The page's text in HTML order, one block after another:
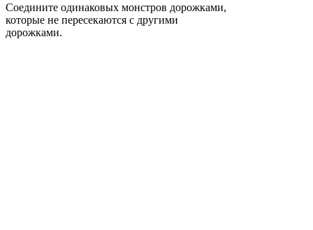
Соедините одинаковых монстров дорожками,
которые не пересекаются с другими
дорожками.